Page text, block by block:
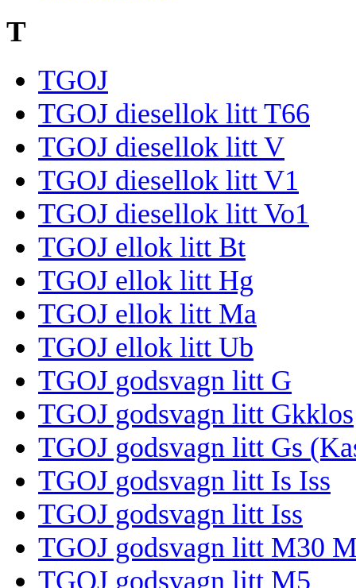
T
TGOJ
TGOJ diesellok litt T66
TGOJ diesellok litt V
TGOJ diesellok litt V1
TGOJ diesellok litt Vo1
TGOJ ellok litt Bt
TGOJ ellok litt Hg
TGOJ ellok litt Ma
TGOJ ellok litt Ub
TGOJ godsvagn litt G
TGOJ godsvagn litt Gkklos
TGOJ godsvagn litt Gs
TGOJ godsvagn litt Is Iss
TGOJ godsvagn litt Iss
TGOJ godsvagn litt M30
TGOJ godsvagn litt M5